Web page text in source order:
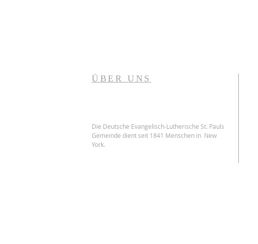
ÜBER UNS
Die Deutsche Evangelisch-Lutherische St. Pauls
Gemeinde dient seit 1841 Menschen in New
York.